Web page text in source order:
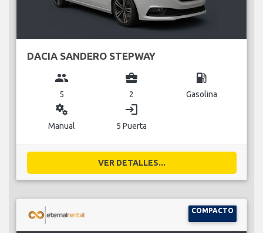
DACIA SANDERO STEPWAY
group
5
business_center
2
local_gas_station
Gasolina
miscellaneous_services
Manual
login
5 Puerta
VER DETALLES...
COMPACTO